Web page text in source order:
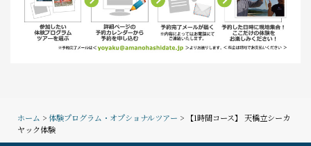
ホーム >体験プログラム・オプショナルツアー > 【1時間コース】 天橋立シーカ
ヤック体験